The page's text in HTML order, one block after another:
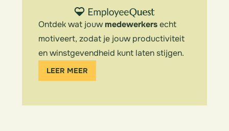
Ontdek wat jouwmedewerkersecht
motiveert, zodat je jouw productiviteit
en winstgevendheid kunt laten stijgen.
LEER MEER